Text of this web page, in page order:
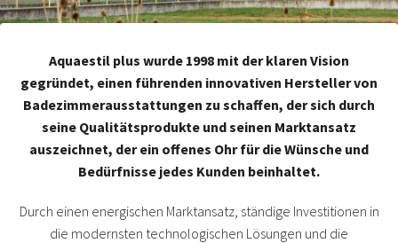
Aquaestil plus wurde 1998 mit der klaren Vision
gegründet, einen führenden innovativen Hersteller von
Badezimmerausstattungen zu schaffen, der sich durch
seine Qualitätsprodukte und seinen Marktansatz
auszeichnet, der ein offenes Ohr für die Wünsche und
Bedürfnisse jedes Kunden beinhaltet.
Durch einen energischen Marktansatz, ständige Investitionen in
die modernsten technologischen Lösungen und die